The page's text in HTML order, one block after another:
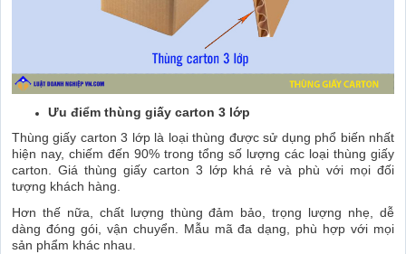
Ưu điểm thùng giấy carton 3 lớp
Thùng giấy carton 3 lớp là loại thùng được sử dụng phổ biến nhất
hiện nay, chiếm đến 90% trong tổng số lượng các loại thùng giấy
carton. Giá thùng giấy carton 3 lớp khá rẻ và phù với mọi đối
tượng khách hàng.
Hơn thế nữa, chất lượng thùng đảm bảo, trọng lượng nhẹ, dễ
dàng đóng gói, vận chuyển. Mẫu mã đa dạng, phù hợp với mọi
sản phẩm khác nhau.